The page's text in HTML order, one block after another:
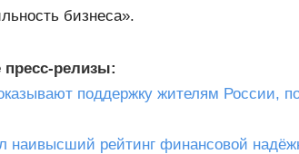
бизнеса».
пресс-релизы:
поддержку жителям России,
наивысший рейтинг финансовой